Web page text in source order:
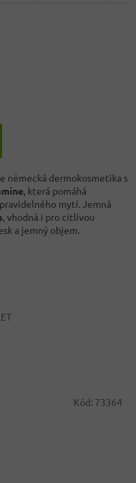
německá dermokosmetika s
, která pomáhá
mytí. Jemná
, vhodná i pro citlivou
a jemný objem.
Kód: 73364